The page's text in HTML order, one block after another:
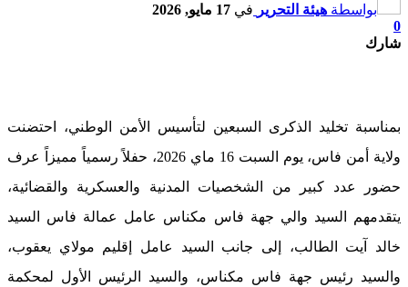
بواسطة هيئة التحرير في 17 مايو, 2026
0
شارك
بمناسبة تخليد الذكرى السبعين لتأسيس الأمن الوطني، احتضنت
ولاية أمن فاس، يوم السبت 16 ماي 2026، حفلاً رسمياً مميزاً عرف
حضور عدد كبير من الشخصيات المدنية والعسكرية والقضائية،
يتقدمهم السيد والي جهة فاس مكناس عامل عمالة فاس السيد
خالد آيت الطالب، إلى جانب السيد عامل إقليم مولاي يعقوب،
والسيد رئيس جهة فاس مكناس، والسيد الرئيس الأول لمحكمة